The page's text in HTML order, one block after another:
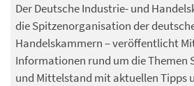
Der Deutsche Industrie- und
die Spitzenorganisation der
Handelskammern – veröffentlicht
Informationen rund um die Themen
und Mittelstand mit aktuellen Tipps